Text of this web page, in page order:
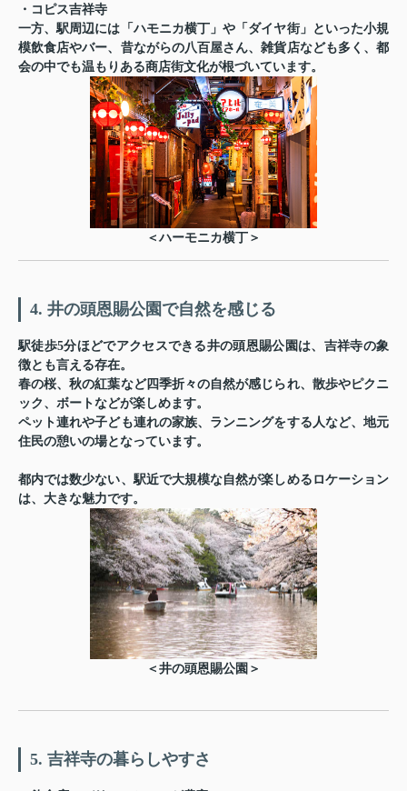
・コピス吉祥寺
一方、駅周辺には「ハモニカ横丁」や「ダイヤ街」といった小規
模飲食店やバー、昔ながらの八百屋さん、雑貨店なども多く、都
会の中でも温もりある商店街文化が根づいています。
＜ハーモニカ横丁＞
4. 井の頭恩賜公園で自然を感じる
駅徒歩5分ほどでアクセスできる井の頭恩賜公園は、吉祥寺の象
徴とも言える存在。
春の桜、秋の紅葉など四季折々の自然が感じられ、散歩やピクニ
ック、ボートなどが楽しめます。
ペット連れや子ども連れの家族、ランニングをする人など、地元
住民の憩いの場となっています。
都内では数少ない、駅近で大規模な自然が楽しめるロケーション
は、大きな魅力です。
＜ 井の頭恩賜公園 ＞
5. 吉祥寺の暮らしやすさ